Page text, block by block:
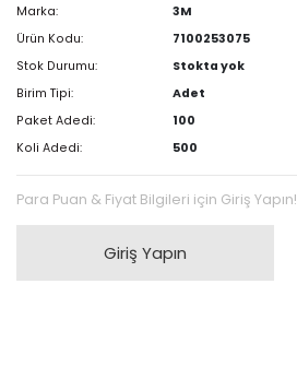
Marka:
3M
Ürün Kodu:
7100253075
Stok Durumu:
Stokta yok
Birim Tipi:
Adet
Paket Adedi:
100
Koli Adedi:
500
Para Puan & Fiyat Bilgileri için Giriş Yapın!
Giriş Yapın